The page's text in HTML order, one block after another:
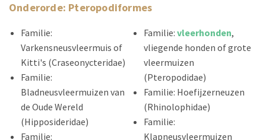
Onderorde: Pteropodiformes
Familie:
Varkensneusvleermuis of
Kitti's (Craseonycteridae)
Familie:
Bladneusvleermuizen van
de Oude Wereld
(Hipposideridae)
Familie:
Familie: vleerhonden,
vliegende honden of grote
vleermuizen
(Pteropodidae)
Familie: Hoefijzerneuzen
(Rhinolophidae)
Familie:
Klapneusvleermuizen